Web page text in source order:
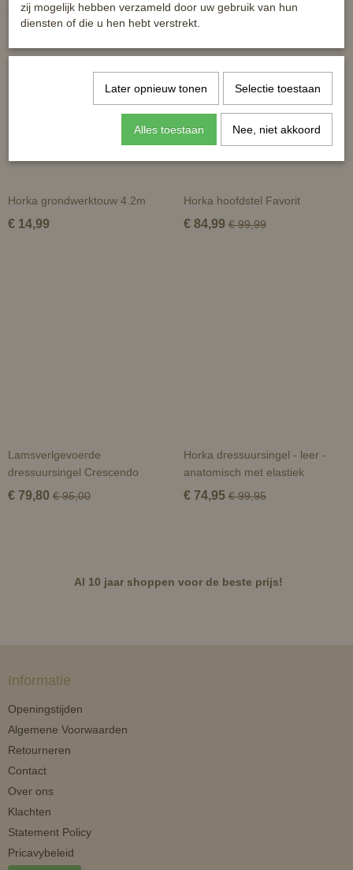
Ook interessant
Horka grondwerktouw 4.2m
€ 14,99
Horka hoofdstel Favorit
€ 84,99 € 99,99
Lamsverlgevoerde
dressuursingel Crescendo
€ 79,80 € 95,00
Horka dressuursingel - leer -
anatomisch met elastiek
€ 74,95 € 99,95
Al 10 jaar shoppen voor de beste prijs!
Informatie
Openingstijden
Algemene Voorwaarden
Retourneren
Contact
Over ons
Klachten
Statement Policy
Pricavybeleid
zij mogelijk hebben verzameld door uw gebruik van hun
diensten of die u hen hebt verstrekt.
Later opnieuw tonen Selectie toestaan
Alles toestaan Nee, niet akkoord